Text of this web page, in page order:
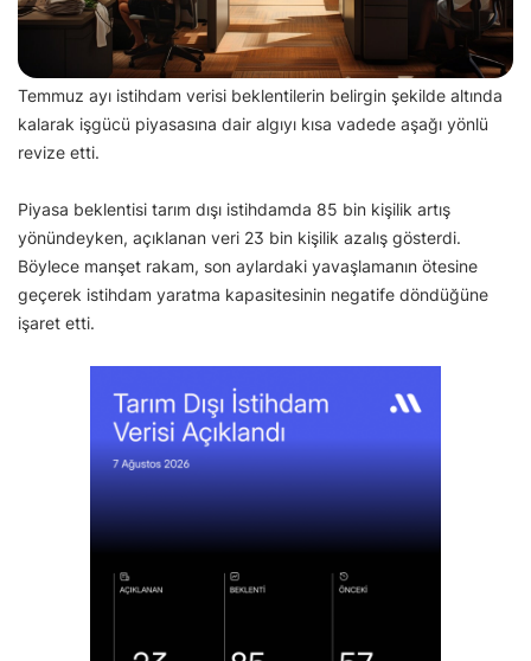
Temmuz ayı istihdam verisi beklentilerin belirgin şekilde altında
kalarak işgücü piyasasına dair algıyı kısa vadede aşağı yönlü
revize etti.
Piyasa beklentisi tarım dışı istihdamda 85 bin kişilik artış
yönündeyken, açıklanan veri 23 bin kişilik azalış gösterdi.
Böylece manşet rakam, son aylardaki yavaşlamanın ötesine
geçerek istihdam yaratma kapasitesinin negatife döndüğüne
işaret etti.